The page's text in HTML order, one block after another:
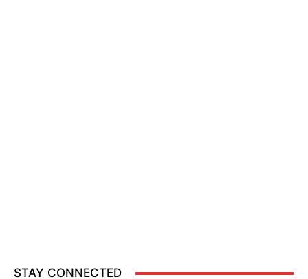
STAY CONNECTED